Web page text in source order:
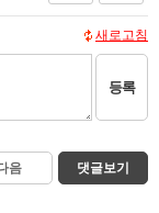
새로고침
등록
음 댓글보기